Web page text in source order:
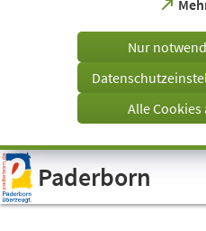
Visuelle
Assistenzsoftware
öffnen.
(Öffnet
einem
Tab)
Nur
Alle
Paderborn